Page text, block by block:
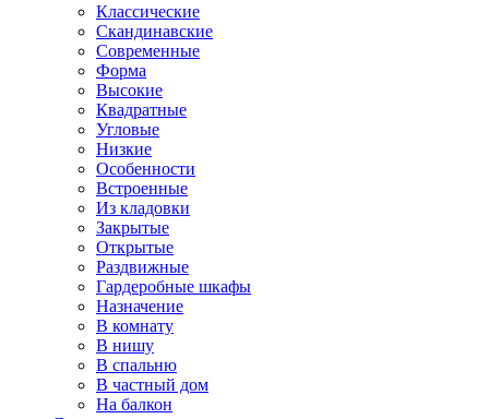
Классические
Скандинавские
Современные
Форма
Высокие
Квадратные
Угловые
Низкие
Особенности
Встроенные
Из кладовки
Закрытые
Открытые
Раздвижные
Гардеробные шкафы
Назначение
В комнату
В нишу
В спальню
В частный дом
На балкон